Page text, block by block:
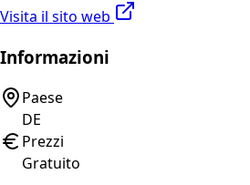
Visita il sito web
Informazioni
Paese
DE
Prezzi
Gratuito